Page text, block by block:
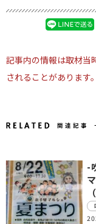
記事内の情報は取材当
されることがあります。
-